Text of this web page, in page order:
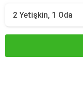
2 Yetişkin, 1 Oda